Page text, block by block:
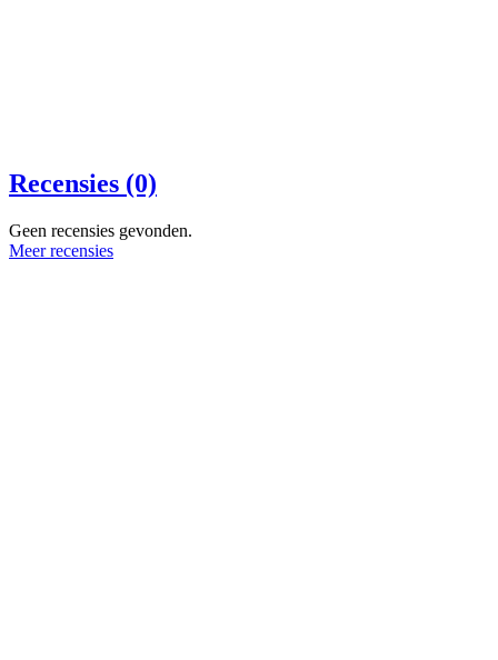
Recensies (0)
Geen recensies gevonden.
Meer recensies